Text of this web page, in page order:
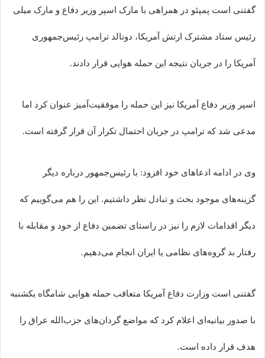
گفتنی است پمپئو در همراهی با مارک اسپر وزیر دفاع و مارک میلی
رئیس ستاد مشترک ارتش آمریکا، دونالد ترامپ رئیس‌جمهوری
آمریکا را در جریان نتیجه این حمله هوایی قرار دادند.
اسپر وزیر دفاع آمریکا نیز این حمله را موفقیت‌آمیز عنوان کرد اما
مدعی شد که ترامپ در جریان احتمال تکرار آن قرار گرفته است.
وی در ادامه ادعاهای خود افزود: با رئیس‌جمهور درباره دیگر
گزینه‌های موجود بحث و تبادل نظر داشتیم. این را هم می‌گوییم که
دیگر اقدامات لازم را نیز در راستای تضمین دفاع از خود و مقابله با
رفتار بد گروه‌های نظامی یا ایران انجام می‌دهیم.
گفتنی است وزارت دفاع آمریکا متعاقب حمله هوایی شامگاه یکشنبه
با صدور بیانیه‌ای اعلام کرد که مواضع گردان‌های حزب‌الله عراق را
هدف قرار داده است.